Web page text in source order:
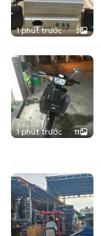
1 phút trước 3
1 phút trước 11